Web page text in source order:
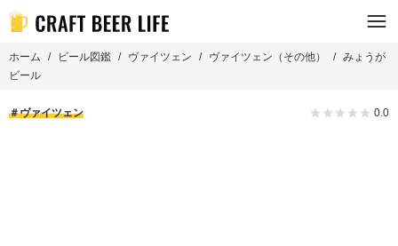
ホーム ビール図鑑 ヴァイツェン ヴァイツェン（その他）
みょうが
ビール
ヴァイツェン 0.0